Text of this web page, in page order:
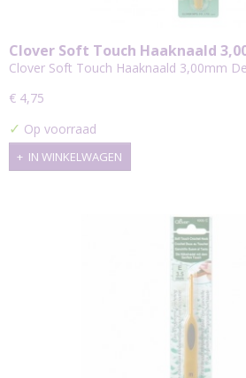
Clover Soft Touch Haaknaald
Clover Soft Touch Haaknaald 3,00mm
€ 4,75
✓ Op voorraad
IN WINKELWAGEN